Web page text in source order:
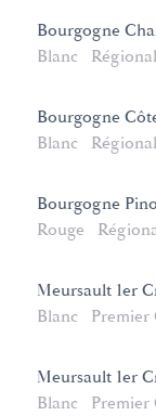
Bourgogne
Blanc
Bourgogne
Blanc
Bourgogne
Rouge
Meursault 1er
Blanc
Premier
Meursault 1er
Blanc
Premier